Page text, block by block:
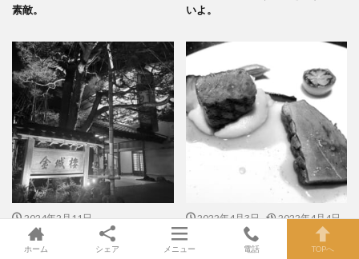
素敵。
いよ。
2024年2月11日
2024年2月16日
金城樓。2月は節分の御料理。素
2022年4月3日 2022年4月4日
2022年4月のレストラン林檎とわ
かば（笑）。地物のタケノコも。
ホーム シェア メニュー 電話 TOPへ